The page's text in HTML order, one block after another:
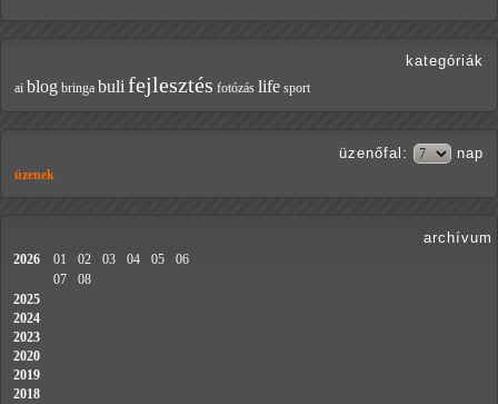
kategóriák
ai blog bringa buli fejlesztés fotózás life sport
üzenőfal : nap
üzenek
archívum
2026 01 02 03 04 05
06
07
08
2025
2024
2023
2020
2019
2018